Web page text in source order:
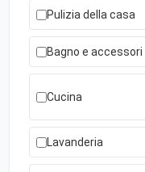
Pulizia della casa
Bagno e accessori
Cucina
Lavanderia